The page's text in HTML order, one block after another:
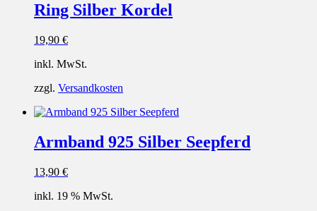
Ring Silber Kordel
19,90 €
inkl. MwSt.
zzgl. Versandkosten
Armband 925 Silber Seepferd
13,90 €
inkl. 19 % MwSt.